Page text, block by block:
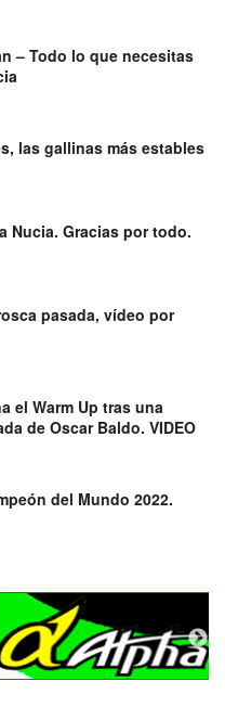
– Todo lo que necesitas
las gallinas más estables
Nucia. Gracias por todo.
pasada, vídeo por
el Warm Up tras una
de Oscar Baldo. VIDEO
del Mundo 2022.